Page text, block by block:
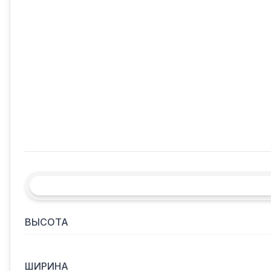
ВЫСОТА
ШИРИНА